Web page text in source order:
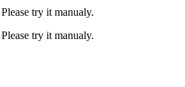
try it manualy.
try it manualy.